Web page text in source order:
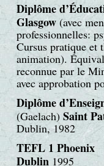
Diplôme
Glasgow(avec
professionnelles:
Cursus pratique et
animation).
reconnue par le
avec approbation
Diplôme
(Gaelach) Saint
Dublin, 1982
TEFL 1 Phoenix
Dublin1995